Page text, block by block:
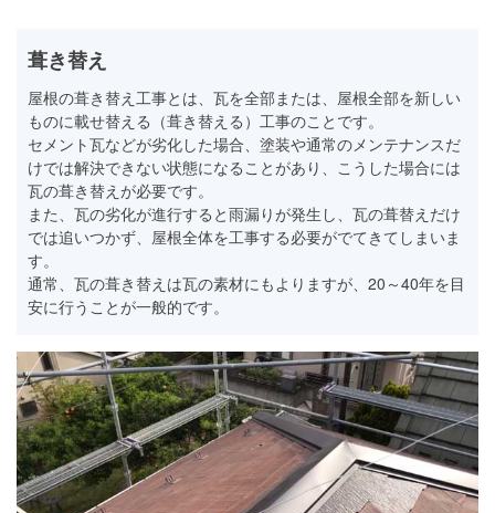
葺き替え
屋根の葺き替え工事とは、瓦を全部または、屋根全部を新しい
ものに載せ替える（葺き替える）工事のことです。
セメント瓦などが劣化した場合、塗装や通常のメンテナンスだ
けでは解決できない状態になることがあり、こうした場合には
瓦の葺き替えが必要です。
また、瓦の劣化が進行すると雨漏りが発生し、瓦の葺替えだけ
では追いつかず、屋根全体を工事する必要がでてきてしまいま
す。
通常、瓦の葺き替えは瓦の素材にもよりますが、20～40年を目
安に行うことが一般的です。